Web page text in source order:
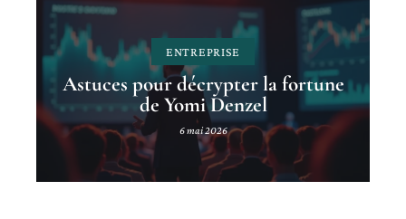
ENTREPRISE
Astuces pour décrypter la fortune
de Yomi Denzel
6 mai 2026